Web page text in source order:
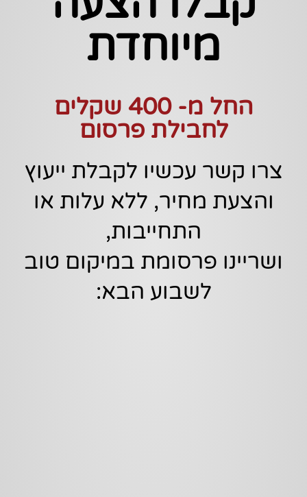
מיוחדת
החל מ- 400 שקלים
לחבילת פרסום
צרו קשר עכשיו לקבלת ייעוץ
והצעת מחיר, ללא עלות או
התחייבות,
ושריינו פרסומת במיקום טוב
לשבוע הבא: